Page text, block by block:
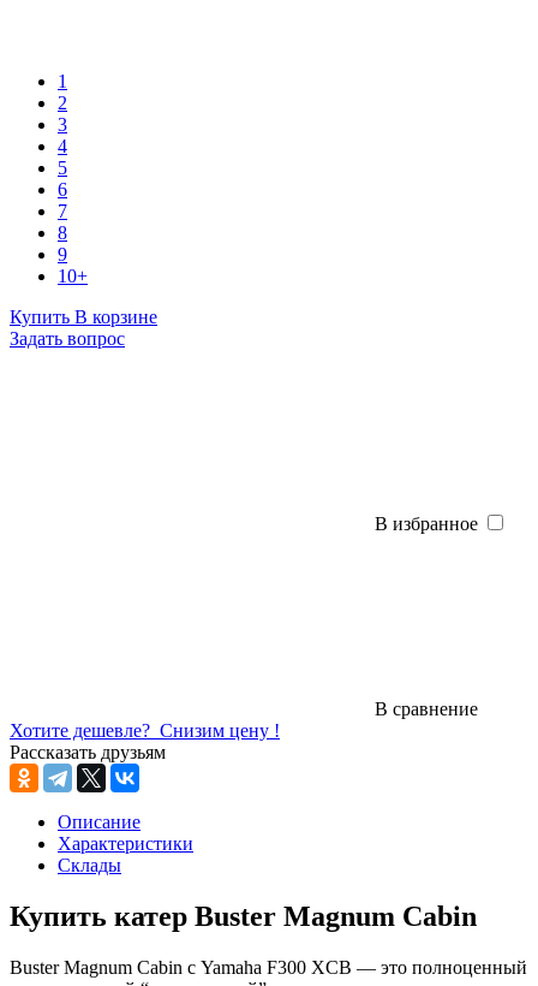
1
2
3
4
5
6
7
8
9
10+
Купить В корзине
Задать вопрос
В избранное
В сравнение
Хотите дешевле? Снизим цену !
Рассказать друзьям
Описание
Характеристики
Склады
Купить катер Buster Magnum Cabin
Buster Magnum Cabin с Yamaha F300 XCB — это полноценный